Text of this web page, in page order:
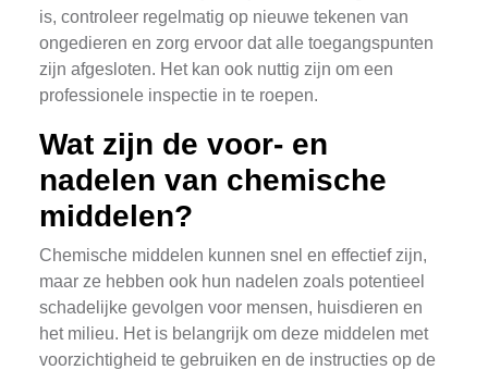
is, controleer regelmatig op nieuwe tekenen van
ongedieren en zorg ervoor dat alle toegangspunten
zijn afgesloten. Het kan ook nuttig zijn om een
professionele inspectie in te roepen.
Wat zijn de voor- en
nadelen van chemische
middelen?
Chemische middelen kunnen snel en effectief zijn,
maar ze hebben ook hun nadelen zoals potentieel
schadelijke gevolgen voor mensen, huisdieren en
het milieu. Het is belangrijk om deze middelen met
voorzichtigheid te gebruiken en de instructies op de